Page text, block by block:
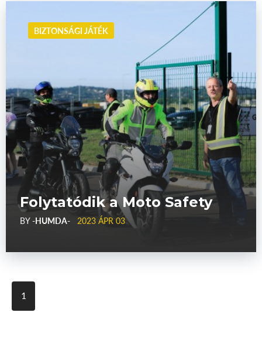
BIZTONSÁGI JÁTÉK
Folytatódik a Moto Safety
BY-HUMDA- 2023 ÁPR 03
1